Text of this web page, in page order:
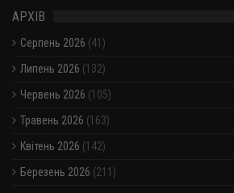
АРХІВ
Серпень 2026 (41)
Липень 2026 (132)
Червень 2026 (105)
Травень 2026 (163)
Квітень 2026 (142)
Березень 2026 (211)